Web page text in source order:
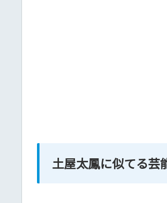
土屋太鳳に似てる芸